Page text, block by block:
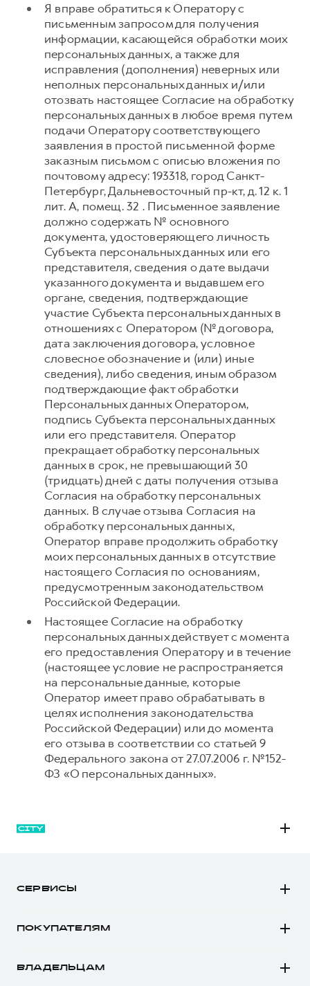
Я вправе обратиться к Оператору с
письменным запросом для получения
информации, касающейся обработки моих
персональных данных, а также для
исправления (дополнения) неверных или
неполных персональных данных и/или
отозвать настоящее Согласие на обработку
персональных данных в любое время путем
подачи Оператору соответствующего
заявления в простой письменной форме
заказным письмом с описью вложения по
почтовому адресу: 193318, город Санкт-
Петербург, Дальневосточный пр-кт, д. 12 к. 1
лит. А, помещ. 32 . Письменное заявление
должно содержать № основного
документа, удостоверяющего личность
Субъекта персональных данных или его
представителя, сведения о дате выдачи
указанного документа и выдавшем его
органе, сведения, подтверждающие
участие Субъекта персональных данных в
отношениях с Оператором (№ договора,
дата заключения договора, условное
словесное обозначение и (или) иные
сведения), либо сведения, иным образом
подтверждающие факт обработки
Персональных данных Оператором,
подпись Субъекта персональных данных
или его представителя. Оператор
прекращает обработку персональных
данных в срок, не превышающий 30
(тридцать) дней с даты получения отзыва
Согласия на обработку персональных
данных. В случае отзыва Согласия на
обработку персональных данных,
Оператор вправе продолжить обработку
моих персональных данных в отсутствие
настоящего Согласия по основаниям,
предусмотренным законодательством
Российской Федерации.
Настоящее Согласие на обработку
персональных данных действует с момента
его предоставления Оператору и в течение
(настоящее условие не распространяется
на персональные данные, которые
Оператор имеет право обрабатывать в
целях исполнения законодательства
Российской Федерации) или до момента
его отзыва в соответствии со статьей 9
Федерального закона от 27.07.2006 г. №152-
ФЗ «О персональных данных».
СЕРВИСЫ
ПОКУПАТЕЛЯМ
Конфигуратор HAVAL
ВЛАДЕЛЬЦАМ